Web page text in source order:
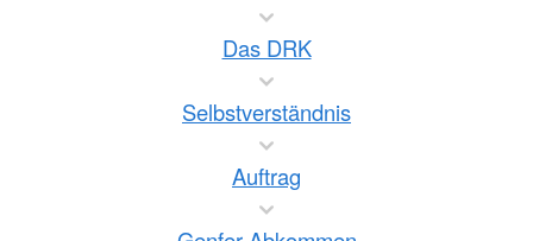
Das DRK
Selbstverständnis
Auftrag